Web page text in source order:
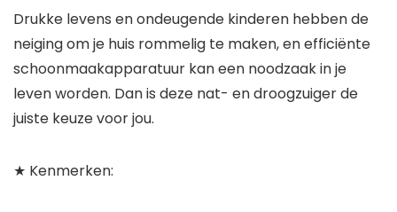
Drukke levens en ondeugende kinderen hebben de
neiging om je huis rommelig te maken, en efficiënte
schoonmaakapparatuur kan een noodzaak in je
leven worden. Dan is deze nat- en droogzuiger de
juiste keuze voor jou.
★ Kenmerken: